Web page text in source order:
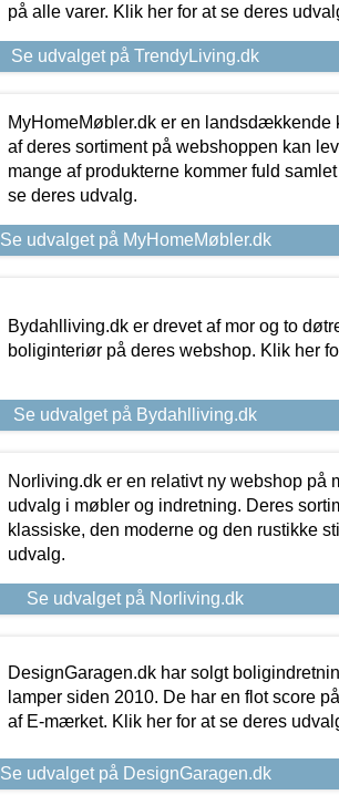
på alle varer. Klik her for at se deres
Se udvalget på TrendyLiving.dk
MyHomeMøbler.dk er en landsdækkende
af deres sortiment på webshoppen kan
mange af produkterne kommer fuld
se deres udvalg.
Se udvalget på MyHomeMøbler.dk
Bydahlliving.dk er drevet af mor og to
boliginteriør på deres webshop. Klik her
Se udvalget på Bydahlliving.dk
Norliving.dk er en relativt ny webshop på
udvalg i møbler og indretning. Deres
klassiske, den moderne og den rustikke
udvalg.
Se udvalget på Norliving.dk
DesignGaragen.dk har solgt
lamper siden 2010. De har en flot score
af E-mærket. Klik her for at se deres
Se udvalget på DesignGaragen.dk